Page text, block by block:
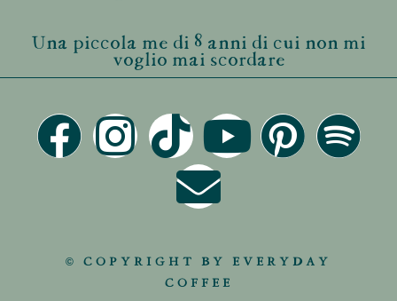
Una piccola me di 8 anni di cui non mi
voglio mai scordare
© COPYRIGHT BY EVERYDAY
COFFEE